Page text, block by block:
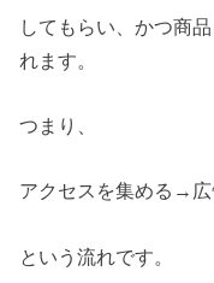
してもらい、かつ商
れます。
つまり、
アクセスを集める→
という流れです。